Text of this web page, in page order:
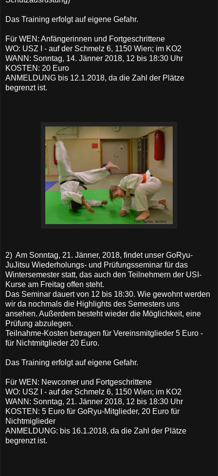
Das Training erfolgt auf eigene Gefahr.
Für WEN: Anfängerinnen und Fortgeschrittene
WO: USZ I - auf der Schmelz 6, 1150 Wien; im KO2
WANN: Sonntag, 14. Jänner 2018, 12 bis 18:30 Uhr
KOSTEN: 20 Euro
ANMELDUNG bis 12.1.2018, da die Zahl der Plätze
begrenzt ist.
2) Am Sonntag, 21. Jänner, 2018, findet unser GoRyu-
JuJitsu Wiederholungs- und Prüfungsseminar für das
Wintersemester statt, das auch den Teilnehmern der USI-
Kurse am Freitag offen steht.
Das Seminar dauert von 12 bis 18:30. Wie gewohnt werden
wir da nochmals die Highlights des Semesters uns
ansehen. Außerdem besteht wieder die Möglichkeit, eine
Prüfung abzulegen.
Teilnahme-Kosten betragen für Vereinsmitglieder 5 Euro -
für Nichtmitglieder 20 Euro.
Das Training erfolgt auf eigene Gefahr.
Für WEN: Newcomer und Fortgeschrittene
WO: USZ I - auf der Schmelz 6, 1150 Wien; im KO2
WANN: Sonntag, 21. Jänner 2018, 12 bis 18:30 Uhr
KOSTEN: 5 Euro für GoRyu-Mitglieder, 20 Euro für
Nichtmiglieder
ANMELDUNG: bis 16.1.2018, da die Zahl der Plätze
begrenzt ist.